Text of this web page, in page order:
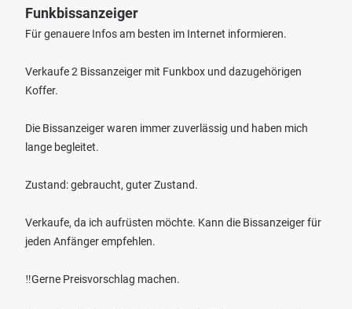
Funkbissanzeiger
Für genauere Infos am besten im Internet informieren.
Verkaufe 2 Bissanzeiger mit Funkbox und dazugehörigen
Koffer.
Die Bissanzeiger waren immer zuverlässig und haben mich
lange begleitet.
Zustand: gebraucht, guter Zustand.
Verkaufe, da ich aufrüsten möchte. Kann die Bissanzeiger für
jeden Anfänger empfehlen.
‼️Gerne Preisvorschlag machen.